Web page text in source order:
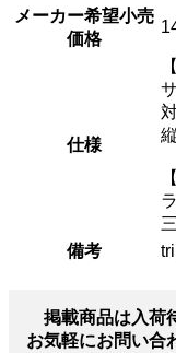
メーカー希望小売
価格
仕様
備考
掲載商品は入荷
お気軽にお問い合